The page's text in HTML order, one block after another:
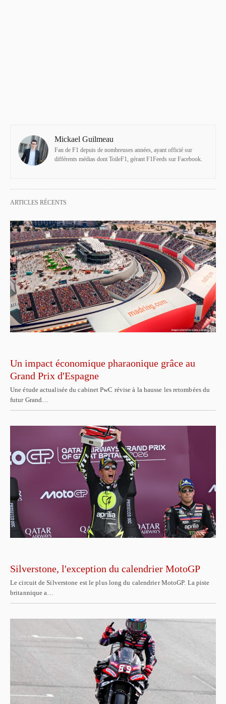
Mickael Guilmeau
Fan de F1 depuis de nombreuses années, ayant officié sur
différents médias dont ToileF1, gérant F1Feeds sur Facebook.
ARTICLES RÉCENTS
Un impact économique pharaonique grâce au
Grand Prix d'Espagne
Une étude actualisée du cabinet PwC révise à la hausse les retombées du
futur Grand…
Silverstone, l'exception du calendrier MotoGP
Le circuit de Silverstone est le plus long du calendrier MotoGP. La piste
britannique a…